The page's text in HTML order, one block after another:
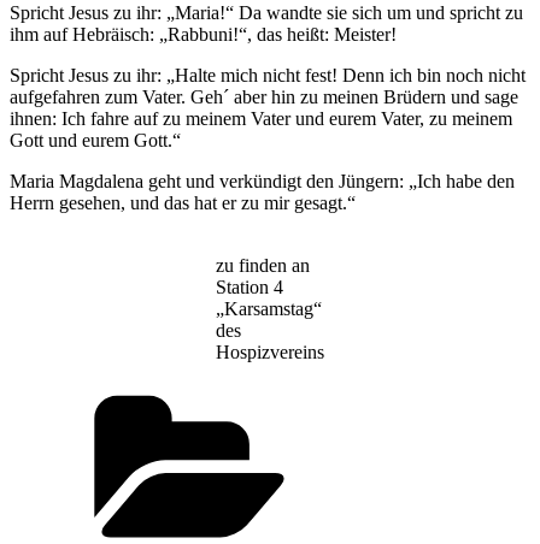
Spricht Jesus zu ihr: „Maria!“ Da wandte sie sich um und spricht zu
ihm auf Hebräisch: „Rabbuni!“, das heißt: Meister!
Spricht Jesus zu ihr: „Halte mich nicht fest! Denn ich bin noch nicht
aufgefahren zum Vater. Geh´ aber hin zu meinen Brüdern und sage
ihnen: Ich fahre auf zu meinem Vater und eurem Vater, zu meinem
Gott und eurem Gott.“
Maria Magdalena geht und verkündigt den Jüngern: „Ich habe den
Herrn gesehen, und das hat er zu mir gesagt.“
zu finden an
Station 4
„Karsamstag“
des
Hospizvereins